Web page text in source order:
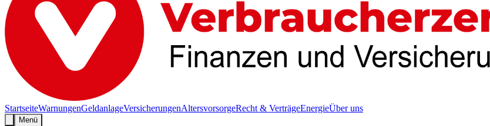
StartseiteWarnungenGeldanlageVersicherungenAltersvorsorgeRecht & VerträgeEnergieÜber uns
Menü